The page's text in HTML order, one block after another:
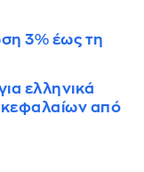
3% έως τη
ελληνικά
από